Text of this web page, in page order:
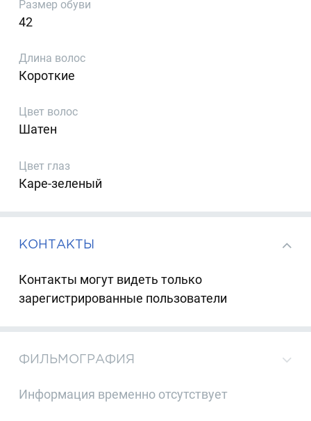
Размер обуви
42
Длина волос
Короткие
Цвет волос
Шатен
Цвет глаз
Каре-зеленый
КОНТАКТЫ
Контакты могут видеть только
зарегистрированные пользователи
ФИЛЬМОГРАФИЯ
Информация временно отсутствует